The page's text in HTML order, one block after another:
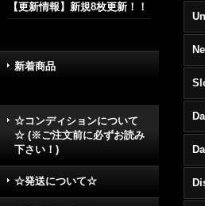
【更新情報】新規8枚更新！！
新着商品
☆コンディションについて
☆ (※ご注文前に必ずお読み
下さい！)
☆発送について☆